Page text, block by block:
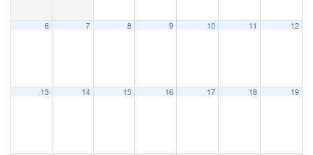
6 7 8 9 10 11 12
13 14 15 16 17 18 19